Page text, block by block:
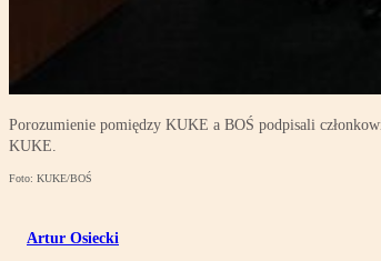
Porozumienie pomiędzy KUKE a BOŚ podpisali
KUKE.
Foto: KUKE/BOŚ
Artur Osiecki